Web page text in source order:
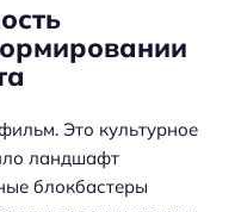
Это культурное
ландшафт
блокбастеры